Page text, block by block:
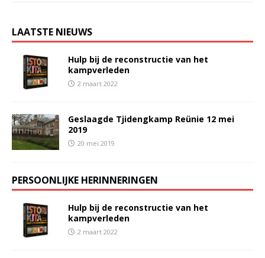
LAATSTE NIEUWS
Hulp bij de reconstructie van het
kampverleden
2 maart 2022
Geslaagde Tjidengkamp Reünie 12 mei
2019
20 mei 2019
PERSOONLIJKE HERINNERINGEN
Hulp bij de reconstructie van het
kampverleden
2 maart 2022